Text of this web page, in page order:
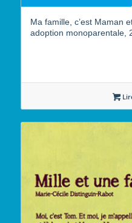
Ma famille, c’est Maman
adoption monoparentale,